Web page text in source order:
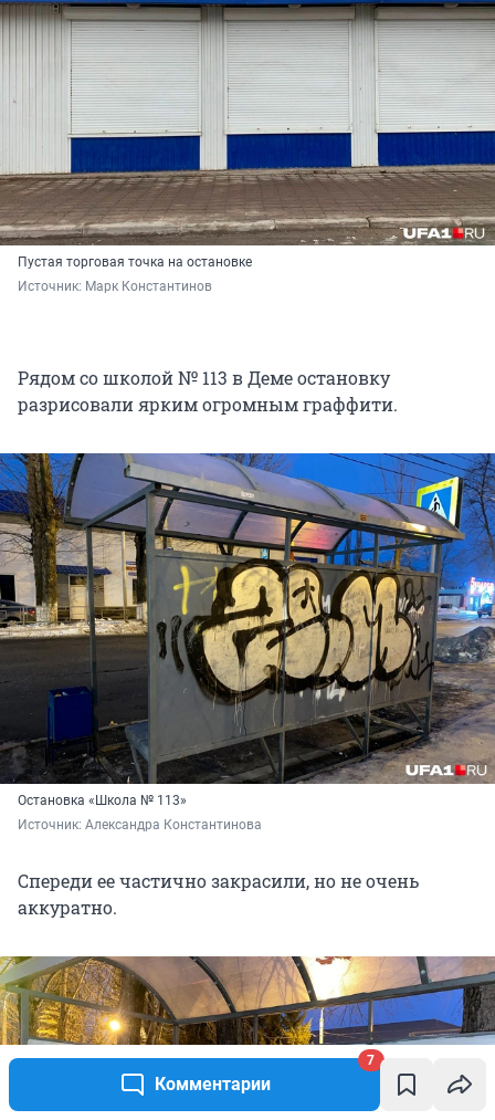
Комментарии
7
Пустая торговая точка на остановке
Источник: Марк Константинов
Рядом со школой № 113 в Деме остановку
разрисовали ярким огромным граффити.
Остановка «Школа № 113»
Источник: Александра Константинова
Спереди ее частично закрасили, но не очень
аккуратно.